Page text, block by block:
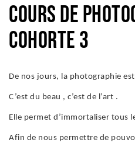
FAIRE UN DON
COURS DE
COHORTE 3
De nos jours, la photographie
C’est du beau , c’est de l’art .
Elle permet d’immortaliser tous
Afin de nous permettre de